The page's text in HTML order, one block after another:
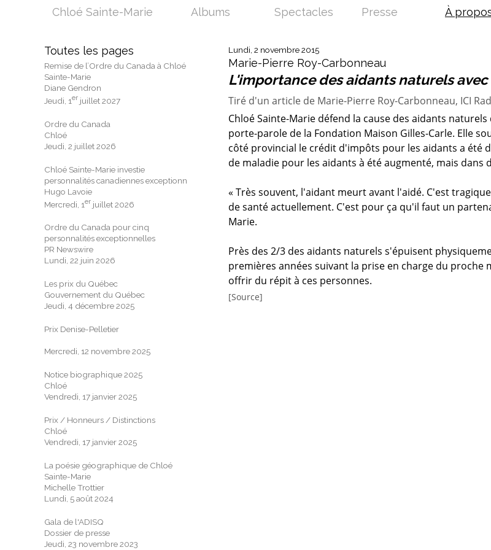
Toutes les pages
Remise de l’Ordre du Canada à Chloé
Sainte-Marie
Diane Gendron
Jeudi, 1er juillet 2027
Ordre du Canada
Chloé
Jeudi, 2 juillet 2026
Chloé Sainte-Marie investie
personnalités canadiennes exceptionn
Hugo Lavoie
Mercredi, 1er juillet 2026
Ordre du Canada pour cinq
personnalités exceptionnelles
PR Newswire
Lundi, 22 juin 2026
Les prix du Québec
Gouvernement du Québec
Jeudi, 4 décembre 2025
Prix Denise-Pelletier
Mercredi, 12 novembre 2025
Notice biographique 2025
Chloé
Vendredi, 17 janvier 2025
Prix / Honneurs / Distinctions
Chloé
Vendredi, 17 janvier 2025
La poésie géographique de Chloé
Sainte-Marie
Michelle Trottier
Lundi, 5 août 2024
Gala de l'ADISQ
Dossier de presse
Jeudi, 23 novembre 2023
Lundi, 2 novembre 2015
Marie-Pierre Roy-Carbonneau
L'importance des aidants naturels
Tiré d'un article de Marie-Pierre Roy-Carbonneau, ICI
Chloé Sainte-Marie défend la cause des aidants
porte-parole de la Fondation Maison Gilles-Carle. Elle
côté provincial le crédit d'impôts pour les aidants a été
de maladie pour les aidants à été augmenté, mais dans
« Très souvent, l'aidant meurt avant l'aidé. C'est
de santé actuellement. C'est pour ça qu'il faut un
Marie.
Près des 2/3 des aidants naturels s'épuisent
premières années suivant la prise en charge du proche
offrir du répit à ces personnes.
[Source]
Chloé Sainte-Marie Albums Spectacles Presse À